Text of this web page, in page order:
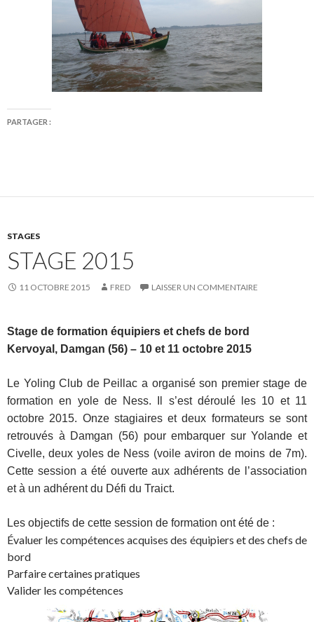
PARTAGER :
STAGES
STAGE 2015
11 OCTOBRE 2015 FRED LAISSER UN COMMENTAIRE
Stage de formation équipiers et chefs de bord
Kervoyal, Damgan (56) – 10 et 11 octobre 2015
Le Yoling Club de Peillac a organisé son premier stage de
formation en yole de Ness. Il s’est déroulé les 10 et 11
octobre 2015. Onze stagiaires et deux formateurs se sont
retrouvés à Damgan (56) pour embarquer sur Yolande et
Civelle, deux yoles de Ness (voile aviron de moins de 7m).
Cette session a été ouverte aux adhérents de l’association
et à un adhérent du Défi du Traict.
Les objectifs de cette session de formation ont été de :
Évaluer les compétences acquises des équipiers et des chefs de
bord
Parfaire certaines pratiques
Valider les compétences